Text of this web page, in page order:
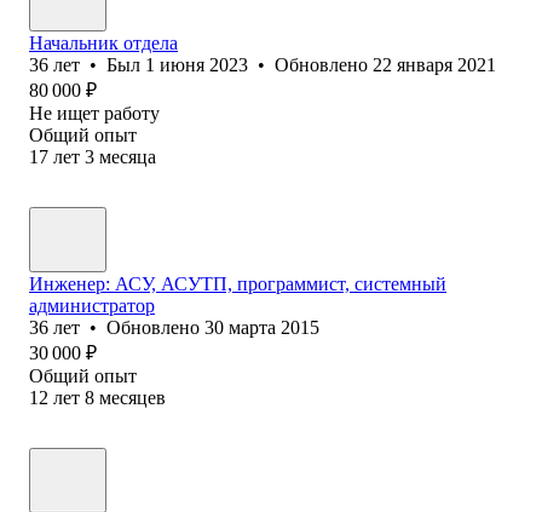
Начальник отдела
36 лет • Был 1 июня 2023 • Обновлено 22 января 2021
80 000 ₽
Не ищет работу
Общий опыт
17 лет 3 месяца
Инженер: АСУ, АСУТП, программист, системный
администратор
36 лет • Обновлено 30 марта 2015
30 000 ₽
Общий опыт
12 лет 8 месяцев